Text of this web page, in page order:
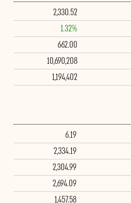
2,330.52
1.32%
662.00
10,690,208
1,194,402
6.19
2,334.19
2,304.99
2,694.09
1,457.58